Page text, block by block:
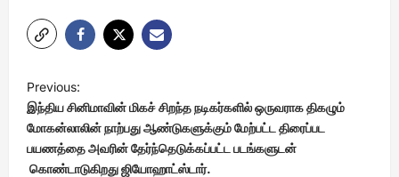
o
s
t
Previous:
இந்திய சினிமாவின் மிகச் சிறந்த நடிகர்களில் ஒருவராக திகழும்
மோகன்லாலின் நாற்பது ஆண்டுகளுக்கும் மேற்பட்ட திரைப்பட
பயணத்தை அவரின் தேர்ந்தெடுக்கப்பட்ட படங்களுடன்
கொண்டாடுகிறது ஜியோஹாட்ஸ்டார்.